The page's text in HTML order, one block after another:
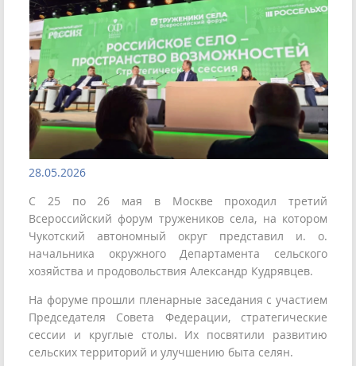
28.05.2026
С 25 по 26 мая в Москве проходил третий
Всероссийский форум тружеников села, на котором
Чукотский автономный округ представил и. о.
начальника окружного Департамента сельского
хозяйства и продовольствия Александр Кудрявцев.
На форуме прошли пленарные заседания с участием
Председателя Совета Федерации, стратегические
сессии и круглые столы. Их посвятили развитию
сельских территорий и улучшению быта селян.